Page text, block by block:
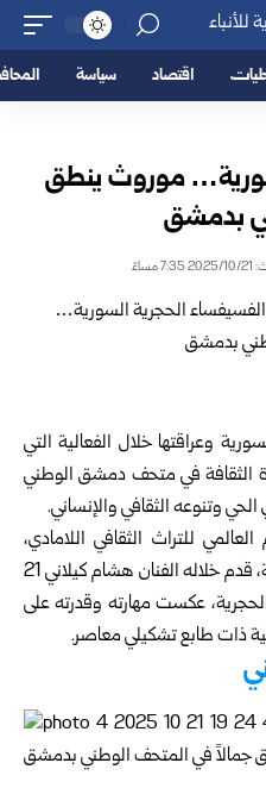
اقتصاد سياسة
موروث ينطق
بدمشق
مساءً
وعراقتها خلال الفعالية التي
الثقافةفي متحف دمشق الوطني
وتنوعه الثقافي والإنساني.
للتراث الثقافي اللامادي،
تضمنت معرضاً للفسيفساء الحجرية، قدم خلاله الفنان هشام كيلاني 21
عكست مهارته وقدرته على
ذات طابع تشكيلي معاصر.